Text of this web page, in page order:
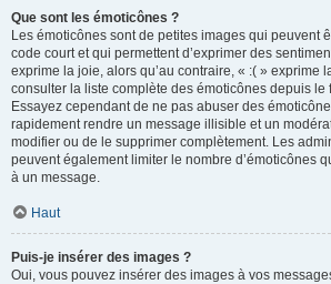
Que sont les émoticônes ?
Les émoticônes sont de petites images qui peuvent
code court et qui permettent d’exprimer des
exprime la joie, alors qu’au contraire, « :( » exprime
consulter la liste complète des émoticônes depuis le
Essayez cependant de ne pas abuser des
rapidement rendre un message illisible et un
modifier ou de le supprimer complètement. Les
peuvent également limiter le nombre d’émoticônes
à un message.
Haut
Puis-je insérer des images ?
Oui, vous pouvez insérer des images à vos